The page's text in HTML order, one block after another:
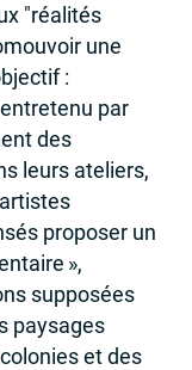
"réalités
une
:
par
des
leurs ateliers,
proposer un
»,
supposées
paysages
et des